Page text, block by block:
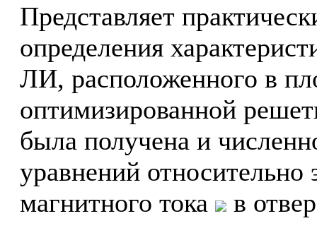
Представляет
определения
ЛИ, расположенного в
оптимизированной
была получена и
уравнений относительно
магнитного тока
в